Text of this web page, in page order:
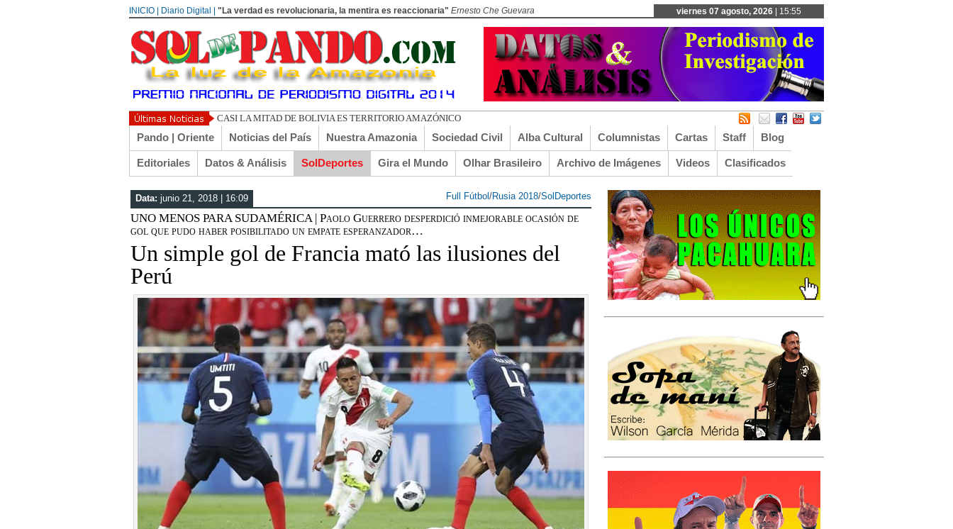
INICIO | Diario Digital | "La verdad es revolucionaria, la mentira es reaccionaria" Ernesto Che Guevara viernes 07 agosto, 2026 | 15:55
UN LIBERTARI
Pando | Oriente Noticias del País Nuestra Amazonia Sociedad Civil Alba Cultural Columnistas Cartas Staff Blog
Editoriales Datos & Análisis SolDeportes Gira el Mundo Olhar Brasileiro Archivo de Imágenes Videos Clasificados
Data: junio 21, 2018 | 16:09 Full Fútbol /Rusia 2018/SolDeportes
UNO MENOS PARA SUDAMÉRICA | Paolo Guerrero desperdició inmejorable ocasión de
gol que pudo haber posibilitado un empate esperanzador…
Un simple gol de Francia mató las ilusiones del
Perú